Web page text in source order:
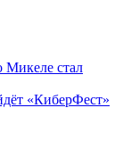
Микеле стал
«КиберФест»